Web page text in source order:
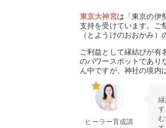
東京大神宮は「東京の伊
支持を受けています。ご
（とようけのおおかみ
ご利益として縁結びが有
のパワースポットであり
ん中ですが、神社の境内
ヒーラー育成講
す